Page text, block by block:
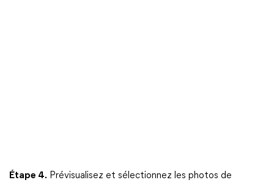
Étape 4. Prévisualisez et sélectionnez les photos de